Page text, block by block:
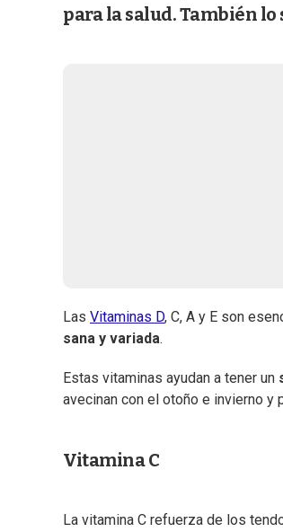
para la salud. También lo
Las Vitaminas D, C, A y E son
sana y variada.
Estas vitaminas ayudan a tener un
avecinan con el otoño e invierno y
Vitamina C
La vitamina C refuerza de los